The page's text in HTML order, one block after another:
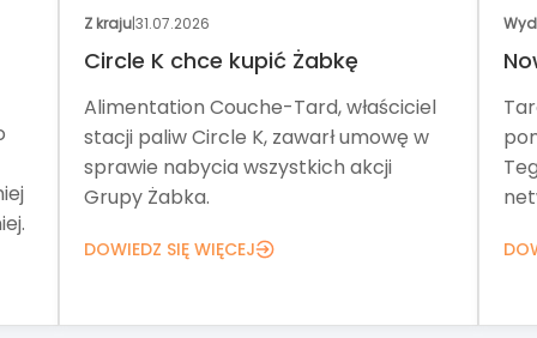
Z kraju|31.07.2026
Circle K chce kupić Żabkę
Alimentation Couche-Tard, właściciel
stacji paliw Circle K, zawarł umowę w
sprawie nabycia wszystkich akcji
Grupy Żabka.
DOWIEDZ SIĘ WIĘCEJ